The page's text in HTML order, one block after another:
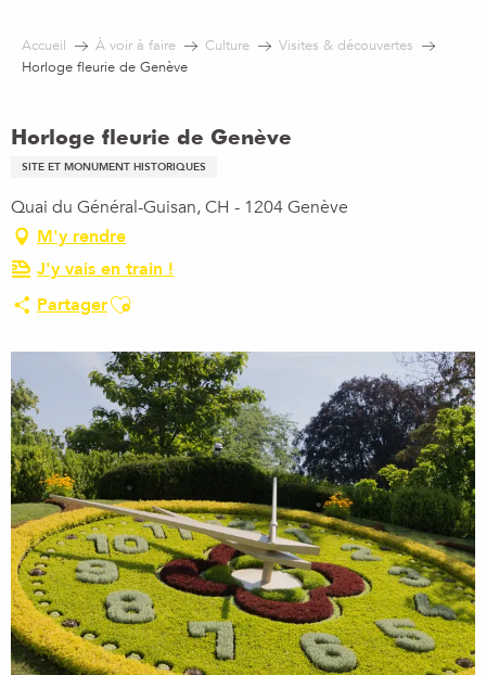
contenu
Accueil À voir à faire Culture
Visites & découvertes
Horloge fleurie de Genève
Horloge fleurie de Genève
SITE ET MONUMENT HISTORIQUES
Quai du Général-Guisan, CH - 1204 Genève
M'y rendre
J'y vais en train !
PartagerAjouter aux favoris